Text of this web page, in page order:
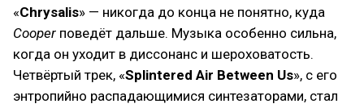
«Chrysalis» — никогда до конца не понятно, куда
Cooper поведёт дальше. Музыка особенно сильна,
когда он уходит в диссонанс и шероховатость.
Четвёртый трек, «Splintered Air Between Us», с его
энтропийно распадающимися синтезаторами, стал